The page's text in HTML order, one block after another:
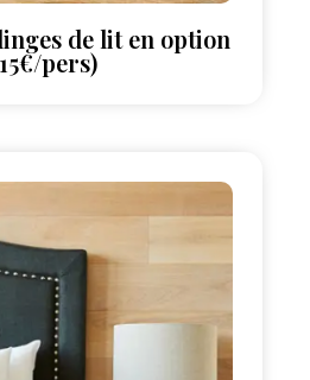
de lit en option
pers)